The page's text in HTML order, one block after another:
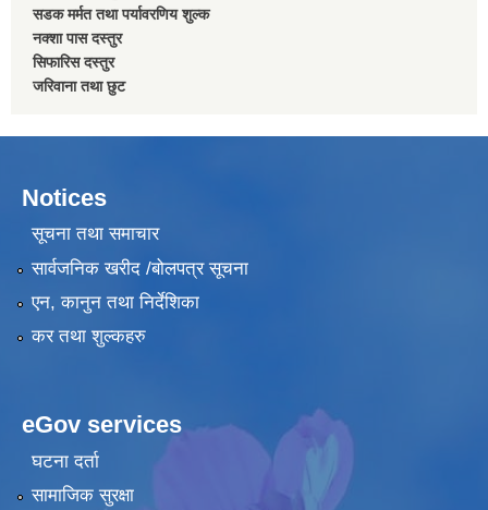
सडक मर्मत तथा पर्यावरणिय शुल्क
नक्शा पास दस्तुर
सिफारिस दस्तुर
जरिवाना तथा छुट
Notices
सूचना तथा समाचार
सार्वजनिक खरीद /बोलपत्र सूचना
एन, कानुन तथा निर्देशिका
कर तथा शुल्कहरु
eGov services
घटना दर्ता
सामाजिक सुरक्षा